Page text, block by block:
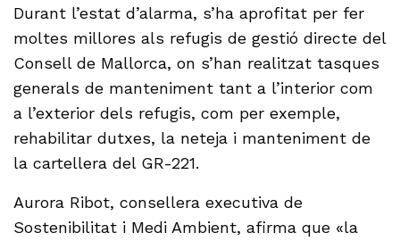
Durant l’estat d’alarma, s’ha aprofitat per fer
moltes millores als refugis de gestió directe del
Consell de Mallorca, on s’han realitzat tasques
generals de manteniment tant a l’interior com
a l’exterior dels refugis, com per exemple,
rehabilitar dutxes, la neteja i manteniment de
la cartellera del GR-221.
Aurora Ribot, consellera executiva de
Sostenibilitat i Medi Ambient, afirma que «la